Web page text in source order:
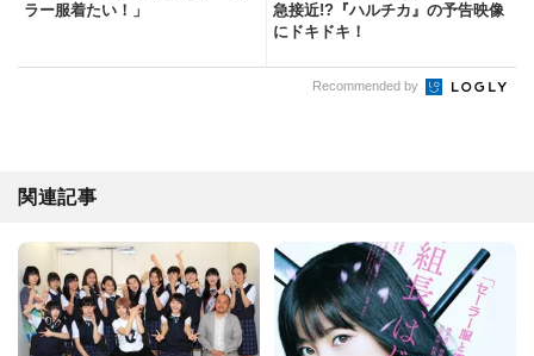
ラー服着たい！」
急接近!?『ハルチカ』の予告映像
にドキドキ！
Recommended by
関連記事